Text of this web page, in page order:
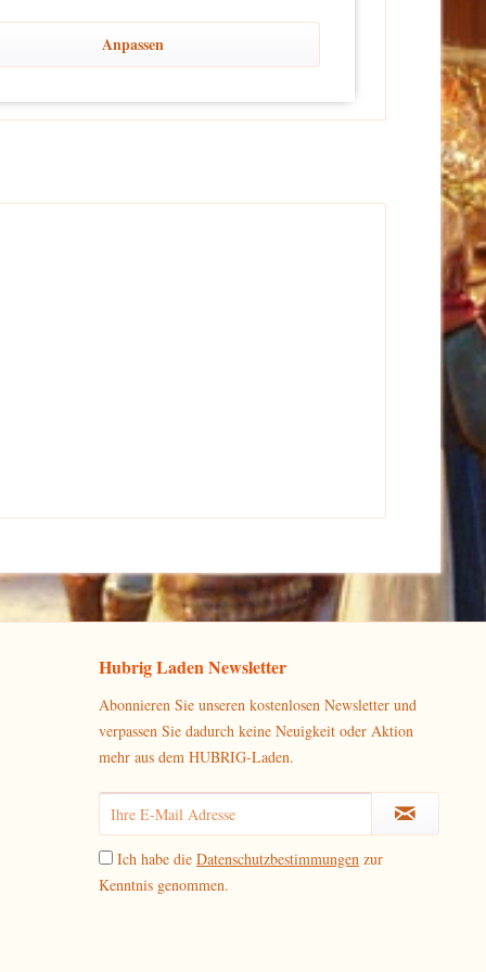
von Kindern platziert wird, um Sicherheit
Hubrig Laden Newsletter
Abonnieren Sie unseren kostenlosen Newsletter und
verpassen Sie dadurch keine Neuigkeit oder Aktion
mehr aus dem HUBRIG-Laden.
Ich habe die Datenschutzbestimmungen zur
Kenntnis genommen.
Anpassen